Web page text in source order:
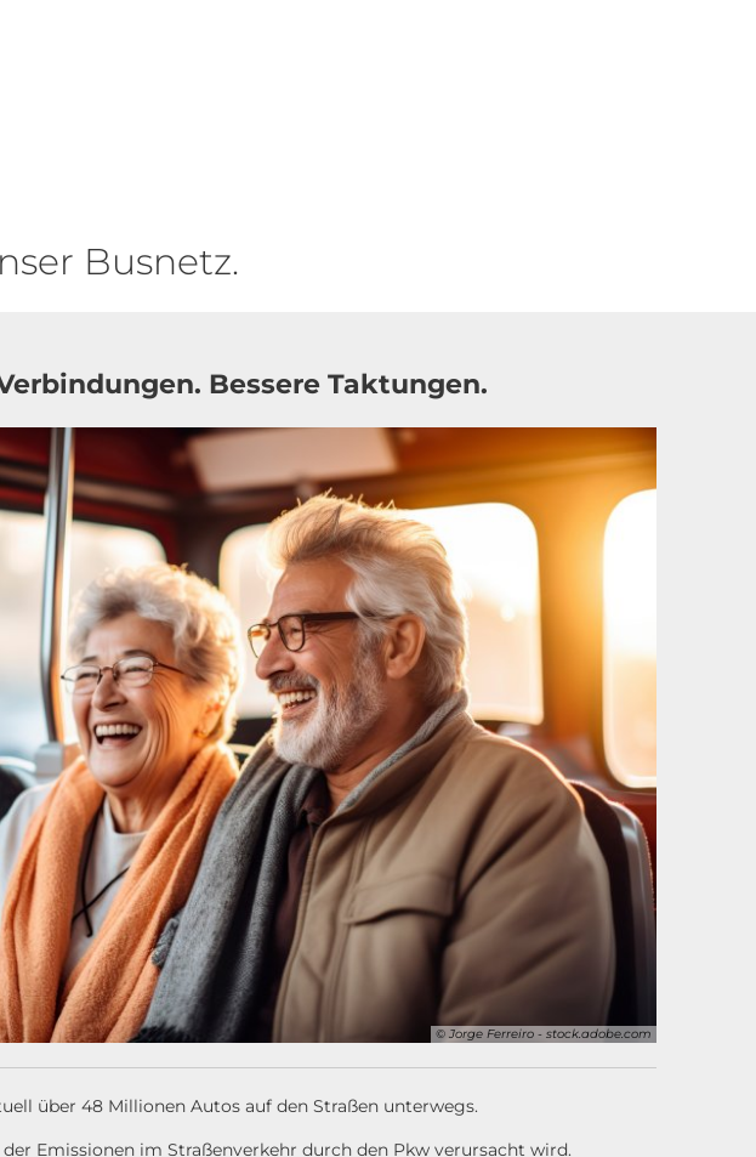
Busnetz.
Bessere Taktungen.
© Jorge Ferreiro - stock.adobe.com
über 48 Millionen Autos auf den Straßen unterwegs.
Emissionen im Straßenverkehr durch den Pkw verursacht wird.